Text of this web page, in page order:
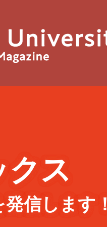
クス
発信します！